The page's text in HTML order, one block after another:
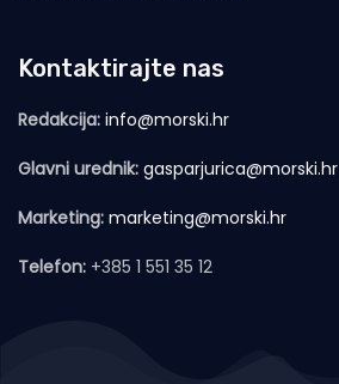
Kontaktirajte nas
Redakcija: info@morski.hr
Glavni urednik: gasparjurica@morski.hr
Marketing: marketing@morski.hr
Telefon: +385 1 551 35 12